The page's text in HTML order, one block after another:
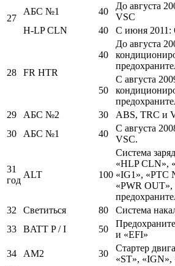
27
АБС №1 40
До августа
VSC
H-LP CLN
40 С июня 2011:
28 FR HTR
40
До августа
50
С августа
29
АБС №2 30
ABS, TRC и
30
АБС №1 40
С августа
VSC.
31
год
ALT 100
Система
«HLP CLN»,
«IG1», «PTC
«PWR
32
Светиться 80
Система
33
BATT P / I 50
и «EFI»
34
AM2 30
Стартер
«ST»,